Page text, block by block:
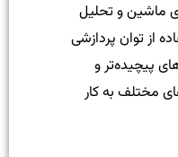
ماشین و تحلیل
از توان پردازشی
پیچیده‌تر و
مختلف به کار